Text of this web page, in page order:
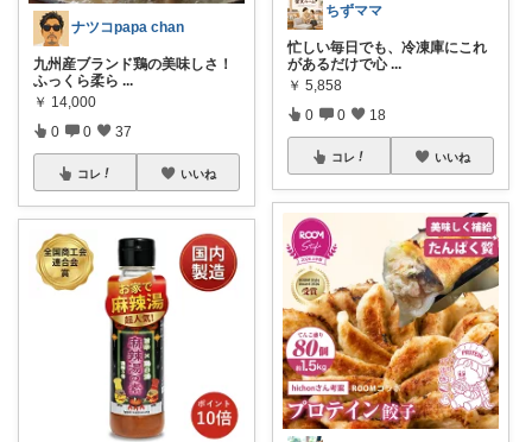
ナツコpapa chan
九州産ブランド鶏の美味しさ！
ふっくら柔ら ...
￥ 14,000
0 0 37
コレ いいね
ちずママ
忙しい毎日でも、冷凍庫にこれ
があるだけで心 ...
￥ 5,858
0 0 18
コレ いいね